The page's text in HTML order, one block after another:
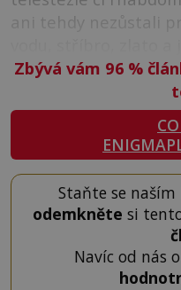
ani tehdy nezůstali
Zbývá vám 96 %
Staňte se naším
odemkněte si
Navíc od nás